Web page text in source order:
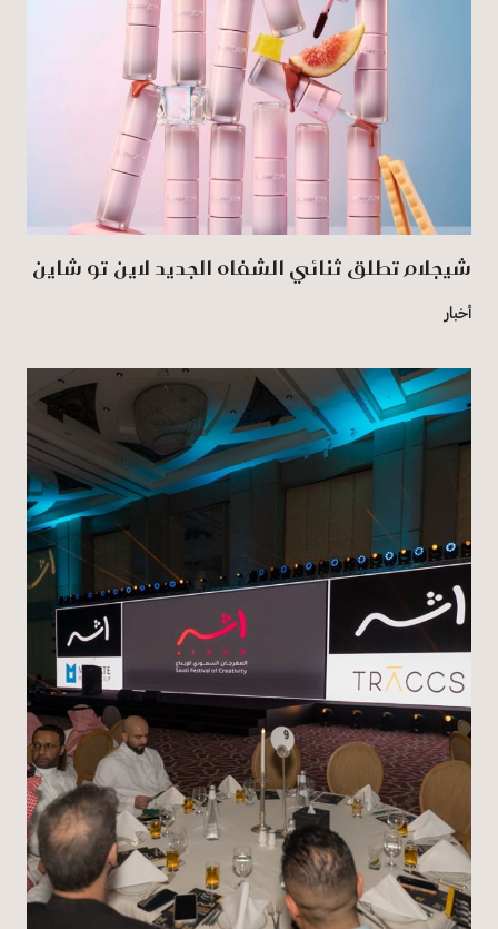
شيجلام تطلق ثنائي الشفاه الجديد لاين تو شاين
أخبار